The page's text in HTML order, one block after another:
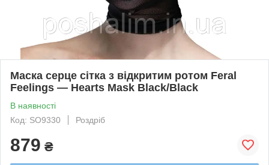
Маска серце сітка з відкритим ротом Feral
Feelings — Hearts Mask Black/Black
В наявності
Код: SO9330
Роздріб
879 ₴